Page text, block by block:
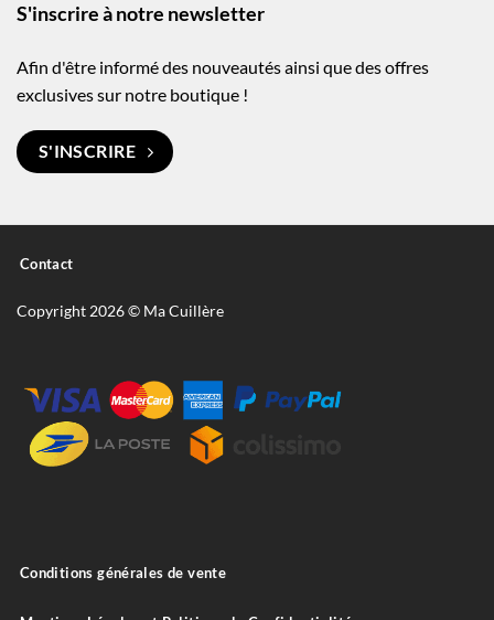
S'inscrire à notre newsletter
Afin d'être informé des nouveautés ainsi que des offres
exclusives sur notre boutique !
S'INSCRIRE
Contact
Copyright 2026 © Ma Cuillère
Conditions générales de vente